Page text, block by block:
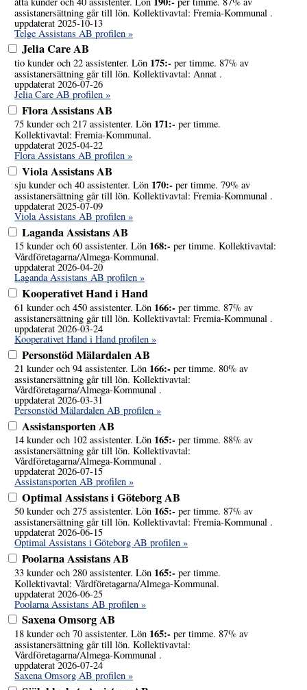
assistanersättning går till lön. Kollektivavtal: Fremia-Kommunal .
uppdaterat 2025-10-13
Telge Assistans AB profilen »
Jelia Care AB
tio kunder och 22 assistenter. Lön 175:- per timme. 87% av
assistanersättning går till lön. Kollektivavtal: Annat .
uppdaterat 2026-07-26
Jelia Care AB profilen »
Flora Assistans AB
75 kunder och 217 assistenter. Lön 171:- per timme.
Kollektivavtal: Fremia-Kommunal.
uppdaterat 2025-04-22
Flora Assistans AB profilen »
Viola Assistans AB
sju kunder och 40 assistenter. Lön 170:- per timme. 79% av
assistanersättning går till lön. Kollektivavtal: Fremia-Kommunal .
uppdaterat 2025-07-09
Viola Assistans AB profilen »
Laganda Assistans AB
15 kunder och 60 assistenter. Lön 168:- per timme. Kollektivavtal:
Vårdföretagarna/Almega-Kommunal.
uppdaterat 2026-04-20
Laganda Assistans AB profilen »
Kooperativet Hand i Hand
61 kunder och 450 assistenter. Lön 166:- per timme. 87% av
assistanersättning går till lön. Kollektivavtal: Fremia-Kommunal .
uppdaterat 2026-03-24
Kooperativet Hand i Hand profilen »
Personstöd Mälardalen AB
21 kunder och 94 assistenter. Lön 166:- per timme. 80% av
assistanersättning går till lön. Kollektivavtal:
Vårdföretagarna/Almega-Kommunal .
uppdaterat 2026-03-31
Personstöd Mälardalen AB profilen »
Assistansporten AB
14 kunder och 102 assistenter. Lön 165:- per timme. 88% av
assistanersättning går till lön. Kollektivavtal:
Vårdföretagarna/Almega-Kommunal .
uppdaterat 2026-07-15
Assistansporten AB profilen »
Optimal Assistans i Göteborg AB
50 kunder och 275 assistenter. Lön 165:- per timme. 87% av
assistanersättning går till lön. Kollektivavtal: Fremia-Kommunal .
uppdaterat 2026-06-15
Optimal Assistans i Göteborg AB profilen »
Poolarna Assistans AB
33 kunder och 280 assistenter. Lön 165:- per timme.
Kollektivavtal: Vårdföretagarna/Almega-Kommunal.
uppdaterat 2026-06-25
Poolarna Assistans AB profilen »
Saxena Omsorg AB
18 kunder och 70 assistenter. Lön 165:- per timme. 87% av
assistanersättning går till lön. Kollektivavtal:
Vårdföretagarna/Almega-Kommunal .
uppdaterat 2026-07-24
Saxena Omsorg AB profilen »